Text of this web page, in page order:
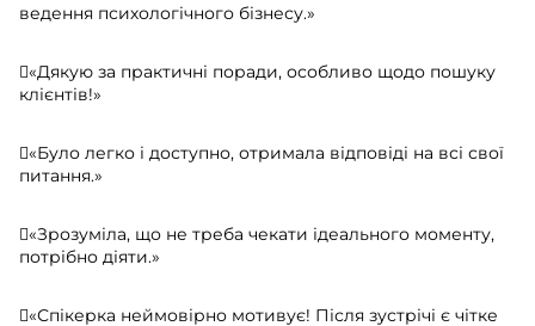
ведення психологічного бізнесу.»
«Дякую за практичні поради, особливо щодо пошуку
клієнтів!»
«Було легко і доступно, отримала відповіді на всі свої
питання.»
«Зрозуміла, що не треба чекати ідеального моменту,
потрібно діяти.»
«Спікерка неймовірно мотивує! Після зустрічі є чітке